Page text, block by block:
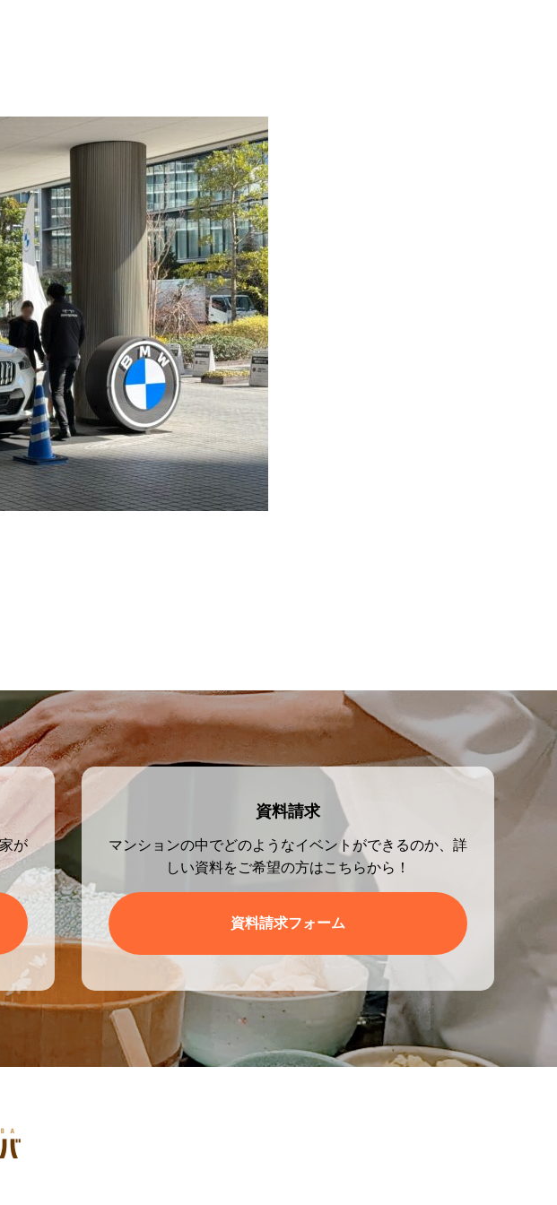
が
資料請求
マンションの中でどのようなイベントができるのか、詳
しい資料をご希望の方はこちらから！
資料請求フォーム